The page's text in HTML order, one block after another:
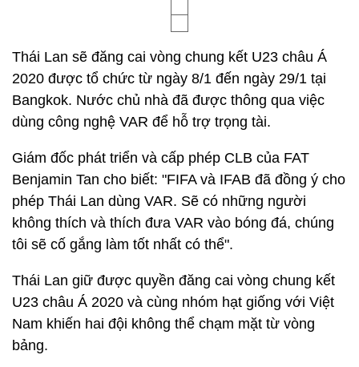
Thái Lan sẽ đăng cai vòng chung kết U23 châu Á
2020 được tổ chức từ ngày 8/1 đến ngày 29/1 tại
Bangkok. Nước chủ nhà đã được thông qua việc
dùng công nghệ VAR để hỗ trợ trọng tài.
Giám đốc phát triển và cấp phép CLB của FAT
Benjamin Tan cho biết: "FIFA và IFAB đã đồng ý cho
phép Thái Lan dùng VAR. Sẽ có những người
không thích và thích đưa VAR vào bóng đá, chúng
tôi sẽ cố gắng làm tốt nhất có thể".
Thái Lan giữ được quyền đăng cai vòng chung kết
U23 châu Á 2020 và cùng nhóm hạt giống với Việt
Nam khiến hai đội không thể chạm mặt từ vòng
bảng.